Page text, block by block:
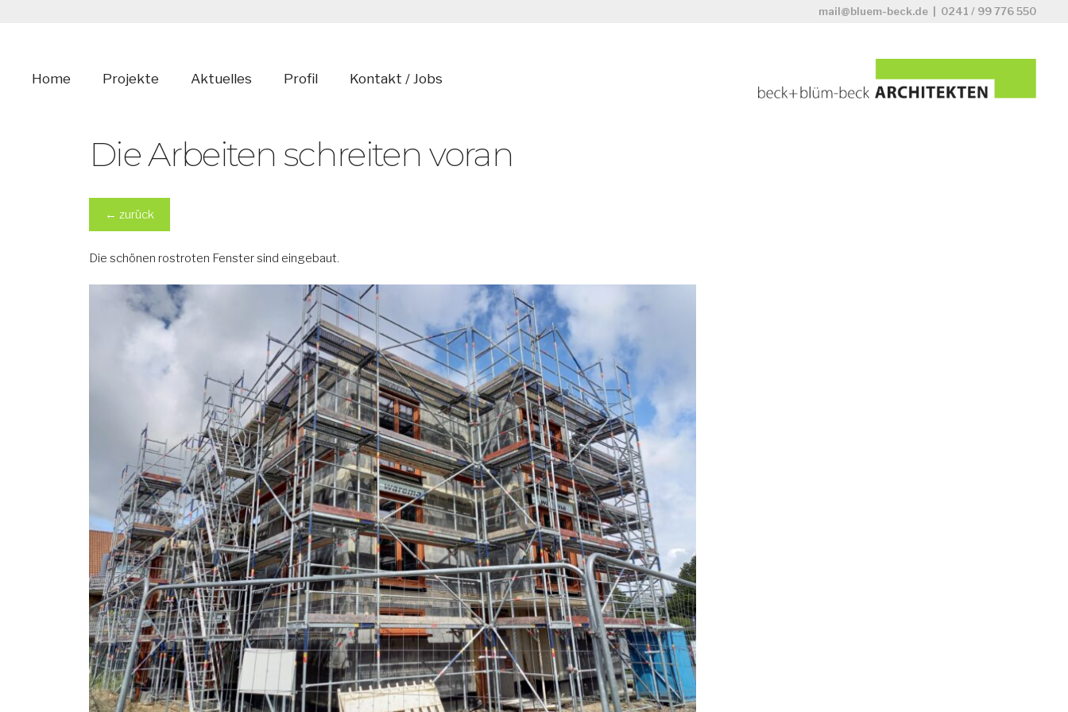
mail@bluem-beck.de 0241 / 99 776 550
Home Projekte Aktuelles Profil Kontakt / Jobs
Die Arbeiten schreiten voran
← zurück
Die schönen rostroten Fenster sind eingebaut.